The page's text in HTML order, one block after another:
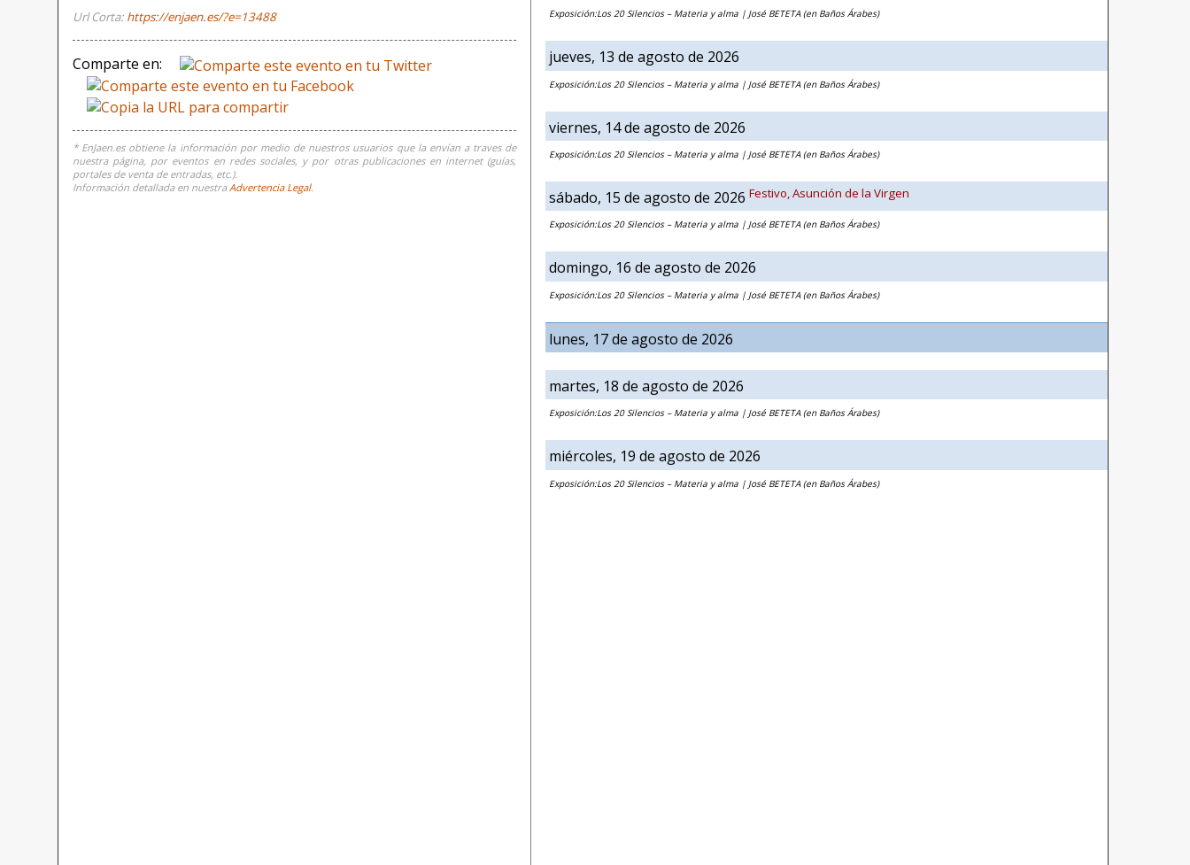
Url Corta: https://enjaen.es/?e=13488
Comparte en:
* EnJaen.es obtiene la información por medio de nuestros usuarios que la envían a traves de
nuestra página, por eventos en redes sociales, y por otras publicaciones en internet (guías,
portales de venta de entradas, etc.).
Información detallada en nuestraAdvertencia Legal.
Exposición:Los 20 Silencios – Materia y alma | José BETETA (en Baños Árabes)
jueves, 13 de agosto de 2026
Exposición:Los 20 Silencios – Materia y alma | José BETETA (en Baños Árabes)
viernes, 14 de agosto de 2026
Exposición:Los 20 Silencios – Materia y alma | José BETETA (en Baños Árabes)
sábado, 15 de agosto de 2026Festivo, Asunción de la Virgen
Exposición:Los 20 Silencios – Materia y alma | José BETETA (en Baños Árabes)
domingo, 16 de agosto de 2026
Exposición:Los 20 Silencios – Materia y alma | José BETETA (en Baños Árabes)
lunes, 17 de agosto de 2026
martes, 18 de agosto de 2026
Exposición:Los 20 Silencios – Materia y alma | José BETETA (en Baños Árabes)
miércoles, 19 de agosto de 2026
Exposición:Los 20 Silencios – Materia y alma | José BETETA (en Baños Árabes)